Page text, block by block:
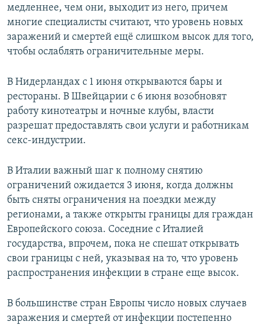
медленнее, чем они, выходит из него, причем
многие специалисты считают, что уровень новых
заражений и смертей ещё слишком высок для того,
чтобы ослаблять ограничительные меры.
В Нидерландах с 1 июня открываются бары и
рестораны. В Швейцарии с 6 июня возобновят
работу кинотеатры и ночные клубы, власти
разрешат предоставлять свои услуги и работникам
секс-индустрии.
В Италии важный шаг к полному снятию
ограничений ожидается 3 июня, когда должны
быть сняты ограничения на поездки между
регионами, а также открыты границы для граждан
Европейского союза. Соседние с Италией
государства, впрочем, пока не спешат открывать
свои границы с ней, указывая на то, что уровень
распространения инфекции в стране еще высок.
В большинстве стран Европы число новых случаев
заражения и смертей от инфекции постепенно